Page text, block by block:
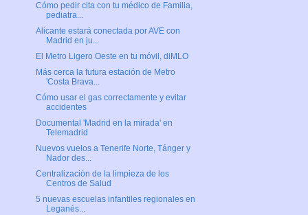
Cómo pedir cita con tu médico de Familia,
pediatra...
Alicante estará conectada por AVE con
Madrid en ju...
El Metro Ligero Oeste en tu móvil, diMLO
Más cerca la futura estación de Metro
'Costa Brava...
Cómo usar el gas correctamente y evitar
accidentes
Documental 'Madrid en la mirada' en
Telemadrid
Nuevos vuelos a Tenerife Norte, Tánger y
Nador des...
Centralización de la limpieza de los
Centros de Salud
5 nuevas escuelas infantiles regionales en
Leganés...